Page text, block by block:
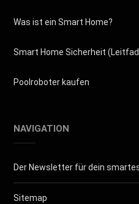
Was ist ein Smart Home?
Smart Home Sicherheit
Poolroboter kaufen
NAVIGATION
Der Newsletter für dein
Sitemap